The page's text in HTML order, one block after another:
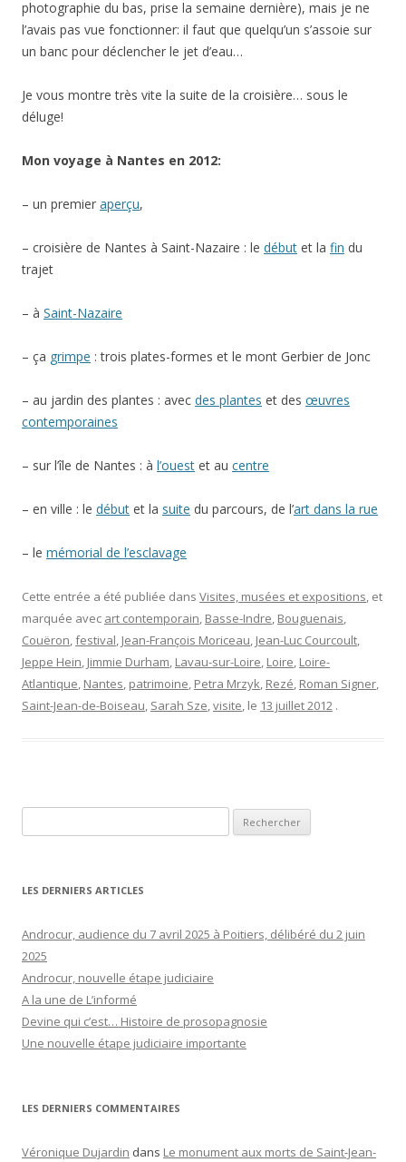
photographie du bas, prise la semaine dernière), mais je ne
l’avais pas vue fonctionner: il faut que quelqu’un s’assoie sur
un banc pour déclencher le jet d’eau…
Je vous montre très vite la suite de la croisière… sous le
déluge!
Mon voyage à Nantes en 2012:
– un premier aperçu,
– croisière de Nantes à Saint-Nazaire : le début et la fin du
trajet
– à Saint-Nazaire
– ça grimpe : trois plates-formes et le mont Gerbier de Jonc
– au jardin des plantes : avec des plantes et des œuvres
contemporaines
– sur l’île de Nantes : à l’ouest et au centre
– en ville : le début et la suite du parcours, de l’art dans la rue
– le mémorial de l’esclavage
Cette entrée a été publiée dans Visites, musées et expositions, et
marquée avec art contemporain, Basse-Indre, Bouguenais,
Couëron,festival, Jean-François Moriceau, Jean-Luc Courcoult,
Jeppe Hein, Jimmie Durham, Lavau-sur-Loire, Loire, Loire-
Atlantique, Nantes, patrimoine, Petra Mrzyk, Rezé, Roman Signer,
Saint-Jean-de-Boiseau, Sarah Sze,visite, le 13 juillet 2012 .
LES DERNIERS ARTICLES
Androcur, audience du 7 avril 2025 à Poitiers, délibéré du 2 juin
2025
Androcur, nouvelle étape judiciaire
A la une de L’informé
Devine qui c’est… Histoire de prosopagnosie
Une nouvelle étape judiciaire importante
LES DERNIERS COMMENTAIRES
Véronique Dujardin dans Le monument aux morts de Saint-Jean-